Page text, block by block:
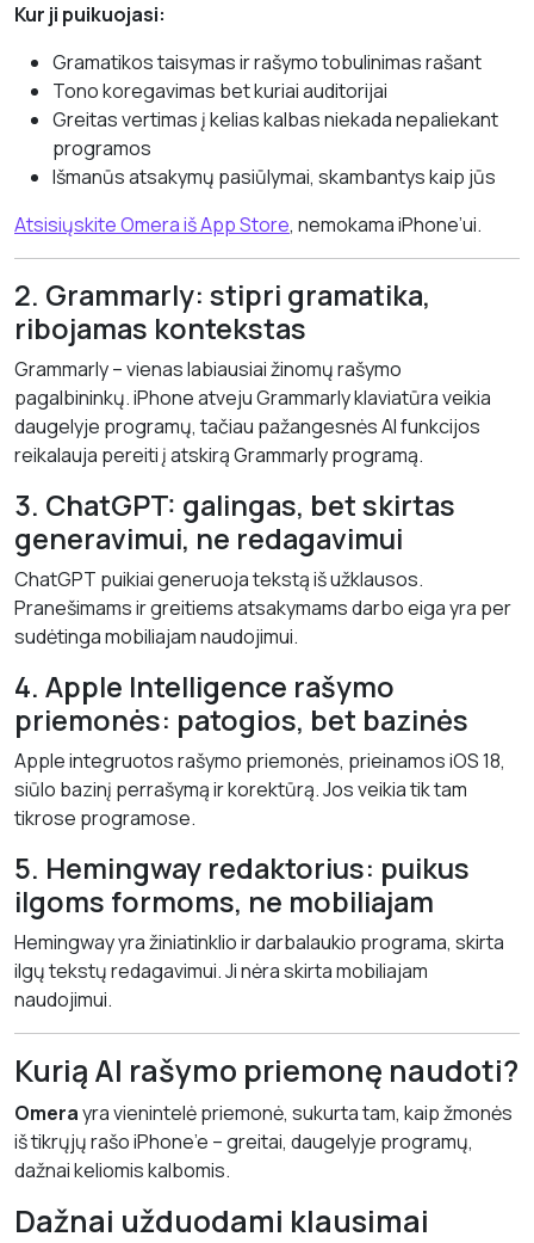
Kur ji puikuojasi:
Gramatikos taisymas ir rašymo tobulinimas rašant
Tono koregavimas bet kuriai auditorijai
Greitas vertimas į kelias kalbas niekada nepaliekant
programos
Išmanūs atsakymų pasiūlymai, skambantys kaip jūs
Atsisiųskite Omera iš App Store, nemokama iPhone’ui.
2. Grammarly: stipri gramatika,
ribojamas kontekstas
Grammarly – vienas labiausiai žinomų rašymo
pagalbininkų. iPhone atveju Grammarly klaviatūra veikia
daugelyje programų, tačiau pažangesnės AI funkcijos
reikalauja pereiti į atskirą Grammarly programą.
3. ChatGPT: galingas, bet skirtas
generavimui, ne redagavimui
ChatGPT puikiai generuoja tekstą iš užklausos.
Pranešimams ir greitiems atsakymams darbo eiga yra per
sudėtinga mobiliajam naudojimui.
4. Apple Intelligence rašymo
priemonės: patogios, bet bazinės
Apple integruotos rašymo priemonės, prieinamos iOS 18,
siūlo bazinį perrašymą ir korektūrą. Jos veikia tik tam
tikrose programose.
5. Hemingway redaktorius: puikus
ilgoms formoms, ne mobiliajam
Hemingway yra žiniatinklio ir darbalaukio programa, skirta
ilgų tekstų redagavimui. Ji nėra skirta mobiliajam
naudojimui.
Kurią AI rašymo priemonę naudoti?
Omerayra vienintelė priemonė, sukurta tam, kaip žmonės
iš tikrųjų rašo iPhone’e – greitai, daugelyje programų,
dažnai keliomis kalbomis.
Dažnai užduodami klausimai